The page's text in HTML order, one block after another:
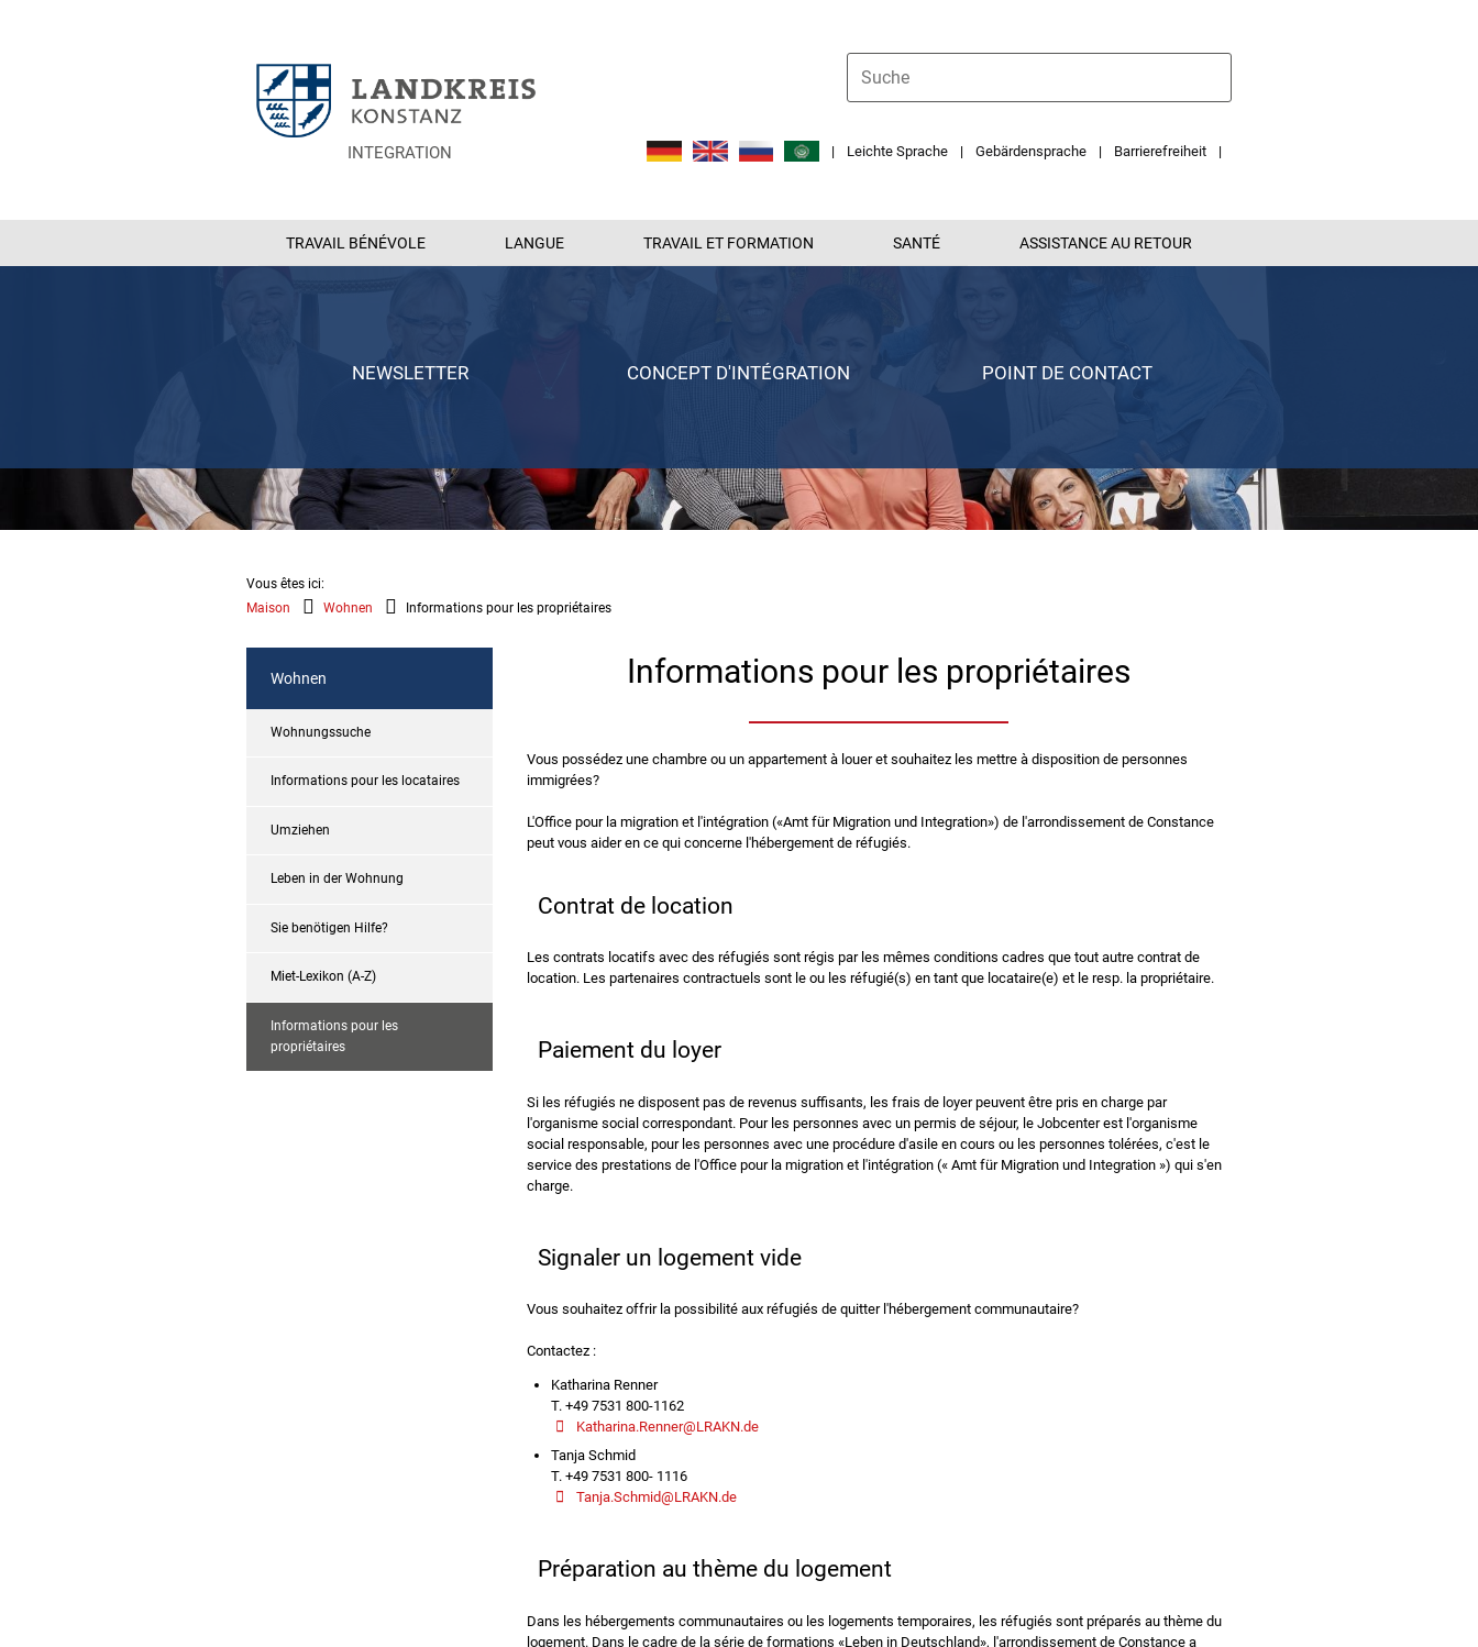
INTEGRATION Leichte Sprache Gebärdensprache Barrierefreiheit
TRAVAIL BÉNÉVOLE LANGUE TRAVAIL ET FORMATION SANTÉ ASSISTANCE AU RETOUR
NEWSLETTER CONCEPT D'INTÉGRATION POINT DE CONTACT
Vous êtes ici:
Maison
Wohnen Informations pour les propriétaires
Wohnen
Wohnungssuche
Informations pour les locataires
Umziehen
Leben in der Wohnung
Sie benötigen Hilfe?
Miet-Lexikon (A-Z)
Informations pour les
propriétaires
Informations pour les propriétaires
Vous possédez une chambre ou un appartement à louer et souhaitez les mettre à disposition de personnes
immigrées?
L'Office pour la migration et l'intégration («Amt für Migration und Integration») de l'arrondissement de Constance
peut vous aider en ce qui concerne l'hébergement de réfugiés.
Contrat de location
Les contrats locatifs avec des réfugiés sont régis par les mêmes conditions cadres que tout autre contrat de
location. Les partenaires contractuels sont le ou les réfugié(s) en tant que locataire(e) et le resp. la propriétaire.
Paiement du loyer
Si les réfugiés ne disposent pas de revenus suffisants, les frais de loyer peuvent être pris en charge par
l'organisme social correspondant. Pour les personnes avec un permis de séjour, le Jobcenter est l'organisme
social responsable, pour les personnes avec une procédure d'asile en cours ou les personnes tolérées, c'est le
service des prestations de l'Office pour la migration et l'intégration (« Amt für Migration und Integration ») qui s'en
charge.
Signaler un logement vide
Vous souhaitez offrir la possibilité aux réfugiés de quitter l'hébergement communautaire?
Contactez :
Katharina Renner
T. +49 7531 800-1162
Katharina.Renner@LRAKN.de
Tanja Schmid
T. +49 7531 800- 1116
Tanja.Schmid@LRAKN.de
Préparation au thème du logement
Dans les hébergements communautaires ou les logements temporaires, les réfugiés sont préparés au thème du
logement. Dans le cadre de la série de formations «Leben in Deutschland», l'arrondissement de Constance a